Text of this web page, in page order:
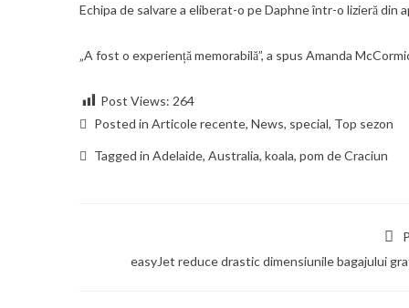
Echipa de salvare a eliberat-o pe Daphne într-o lizieră din
„A fost o experiență memorabilă”, a spus Amanda
Post Views: 264
Posted in Articole recente, News, special, Top sezon
Tagged in Adelaide, Australia, koala, pom de Craciun
easyJet reduce drastic dimensiunile bagajului